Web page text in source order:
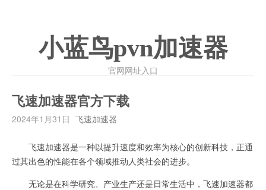
小蓝鸟pvn加速器
官网网址入口
飞速加速器官方下载
2024年1月31日 飞速加速器
飞速加速器是一种以提升速度和效率为核心的创新科技，正通
过其出色的性能在各个领域推动人类社会的进步。
无论是在科学研究、产业生产还是日常生活中，飞速加速器都